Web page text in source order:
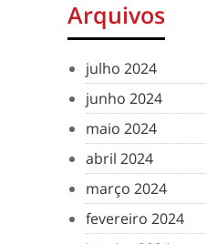
Arquivos
julho 2024
junho 2024
maio 2024
abril 2024
março 2024
fevereiro 2024